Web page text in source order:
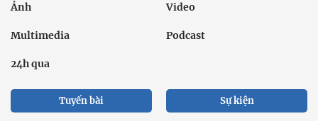
Ảnh Video
Multimedia Podcast
24h qua
Tuyến bài Sự kiện